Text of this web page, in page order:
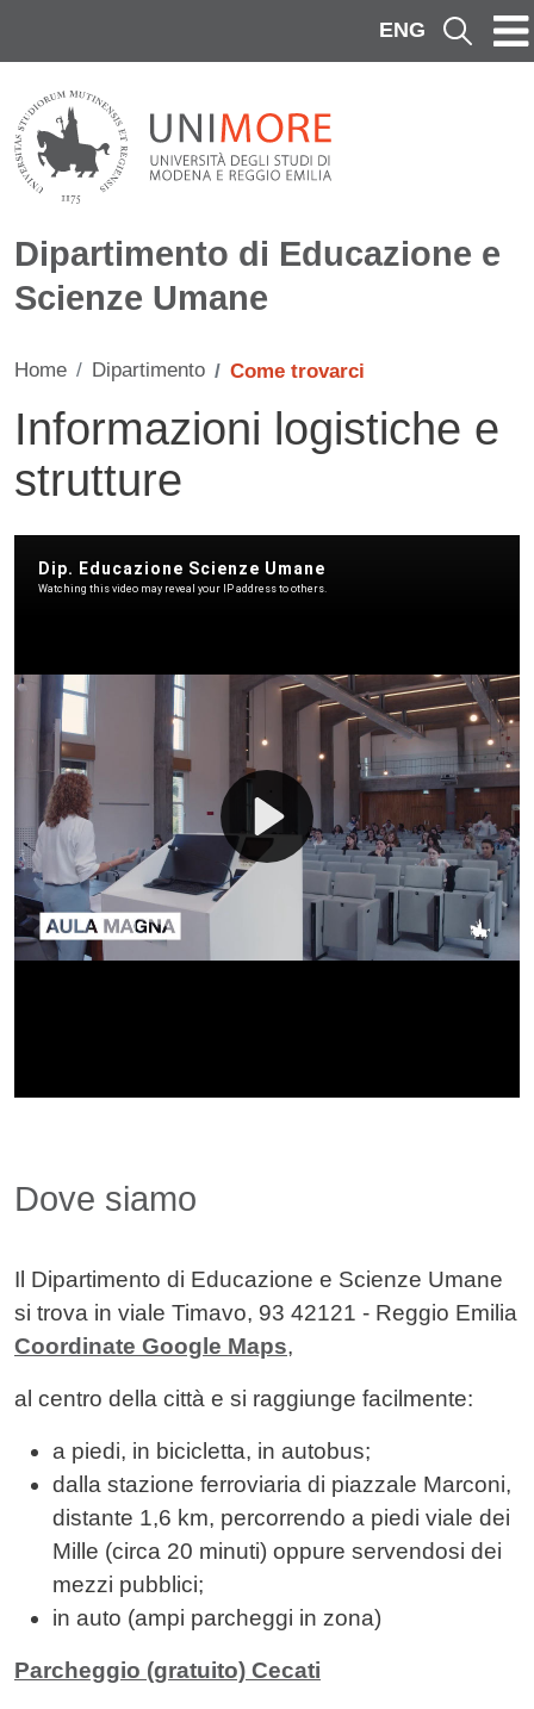
ENG Cerca
Dipartimento di Educazione e
Scienze Umane
Home Dipartimento Come trovarci
Informazioni logistiche e
strutture
Dove siamo
Il Dipartimento di Educazione e Scienze Umane
si trova in viale Timavo, 93 42121 - Reggio Emilia
Coordinate Google Maps,
al centro della città e si raggiunge facilmente:
a piedi, in bicicletta, in autobus;
dalla stazione ferroviaria di piazzale Marconi,
distante 1,6 km, percorrendo a piedi viale dei
Mille (circa 20 minuti) oppure servendosi dei
mezzi pubblici;
in auto (ampi parcheggi in zona)
Parcheggio (gratuito) Cecati